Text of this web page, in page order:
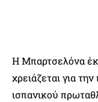
Η Μπαρτσελόνα
χρειάζεται για
ισπανικού